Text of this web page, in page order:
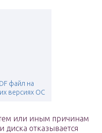
файл на
версиях ОС
тем или иным причинам
диска отказывается